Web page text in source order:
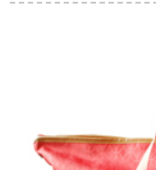
布団夏凉はウォーカ
学